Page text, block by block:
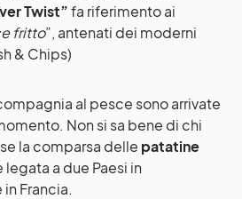
Twist”fa riferimento ai
fritto”, antenati dei moderni
& Chips)
al pesce sono arrivate
Non si sa bene di chi
la comparsa delle patatine
legata a due Paesi in
Francia.